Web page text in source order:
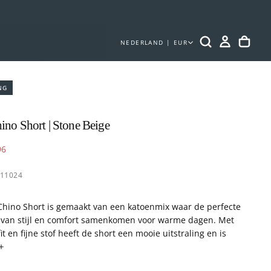
NEDERLAND | EUR
Short | Stone Beige
Short is gemaakt van een katoenmix waar de perfecte
stijl en comfort samenkomen voor warme dagen. Met
en fijne stof heeft de short een mooie uitstraling en is
elke gelegenheid.